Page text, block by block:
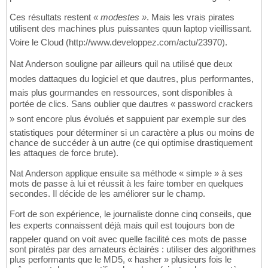
Ces résultats restent « modestes ». Mais les vrais pirates
utilisent des machines plus puissantes quun laptop vieillissant.
Voire le Cloud (http://www.developpez.com/actu/23970).
Nat Anderson souligne par ailleurs quil na utilisé que deux
modes dattaques du logiciel et que dautres, plus performantes,
mais plus gourmandes en ressources, sont disponibles à
portée de clics. Sans oublier que dautres « password crackers
» sont encore plus évolués et sappuient par exemple sur des
statistiques pour déterminer si un caractère a plus ou moins de
chance de succéder à un autre (ce qui optimise drastiquement
les attaques de force brute).
Nat Anderson applique ensuite sa méthode « simple » à ses
mots de passe à lui et réussit à les faire tomber en quelques
secondes. Il décide de les améliorer sur le champ.
Fort de son expérience, le journaliste donne cinq conseils, que
les experts connaissent déjà mais quil est toujours bon de
rappeler quand on voit avec quelle facilité ces mots de passe
sont piratés par des amateurs éclairés : utiliser des algorithmes
plus performants que le MD5, « hasher » plusieurs fois le